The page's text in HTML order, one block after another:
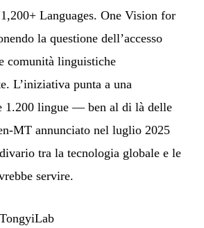
Languages. One Vision for
la questione dell’accesso
comunità linguistiche
L’iniziativa punta a una
1.200 lingue — ben al di là delle
MT annunciato nel luglio 2025
tra la tecnologia globale e le
servire.